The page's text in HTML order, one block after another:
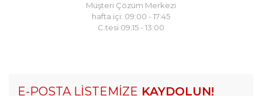
Müşteri Çözüm Merkezi
hafta içi: 09:00 - 17:45
C.tesi 09:15 - 13:00
E-POSTA LİSTEMİZE KAYDOLUN!